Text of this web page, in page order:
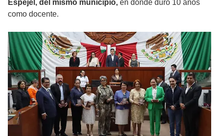
Espejel, del mismo municipio, en donde duró 10 años
como docente.